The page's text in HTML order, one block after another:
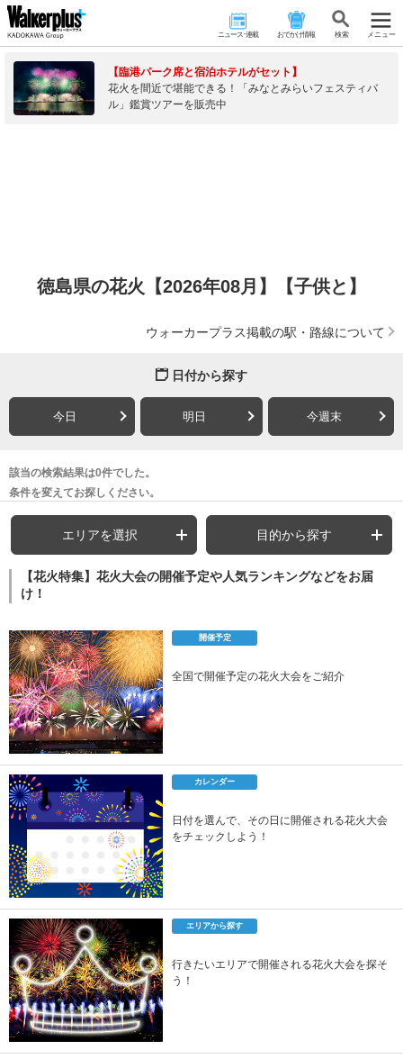
ニュース･連載 おでかけ情報 検 索 メニュー
【臨港パーク席と宿泊ホテルがセット】
花火を間近で堪能できる！「みなとみらいフェスティバ
ル」鑑賞ツアーを販売中
徳島県の花火【2026年08月】【子供と】
ウォーカープラス掲載の駅・路線について
日付から探す
今日 明日 今週末
該当の検索結果は0件でした。
条件を変えてお探しください。
エリアを選択 目的から探す
【花火特集】花火大会の開催予定や人気ランキングなどをお届
け！
開催予定
全国で開催予定の花火大会をご紹介
カレンダー
日付を選んで、その日に開催される花火大会
をチェックしよう！
エリアから探す
行きたいエリアで開催される花火大会を探そ
う！